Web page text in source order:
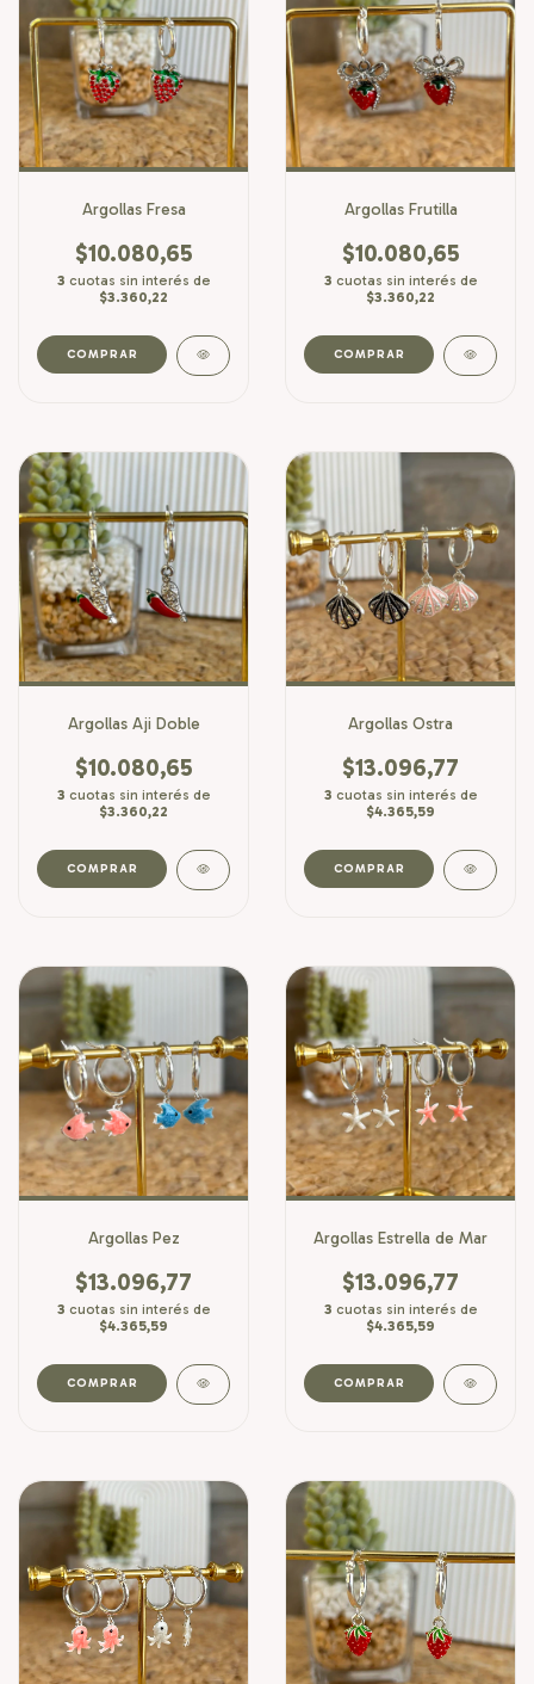
Argollas Fresa
$10.080,65
3 cuotas sin interés de
$3.360,22
Argollas Frutilla
$10.080,65
3 cuotas sin interés de
$3.360,22
Argollas Aji Doble
$10.080,65
3 cuotas sin interés de
$3.360,22
Argollas Ostra
$13.096,77
3 cuotas sin interés de
$4.365,59
COMPRAR
Argollas Pez
$13.096,77
3 cuotas sin interés de
$4.365,59
COMPRAR
Argollas Estrella de Mar
$13.096,77
3 cuotas sin interés de
$4.365,59
COMPRAR